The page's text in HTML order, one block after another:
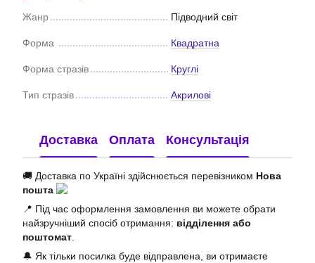
Жанр Підводний світ
Форма Квадратна
Форма стразів Круглі
Тип стразів Акрилові
Доставка Оплата Консультація
🚚 Доставка по Україні здійснюється перевізником Нова
пошта
📍 Під час оформлення замовлення ви можете обрати
найзручніший спосіб отримання: відділення або
поштомат
🔔 Як тільки посилка буде відправлена, ви отримаєте